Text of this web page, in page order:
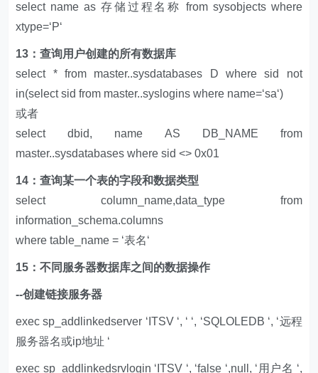
select name as 存储过程名称 from sysobjects where
xtype=‘P‘
13：查询用户创建的所有数据库
select * from master..sysdatabases D where sid not
in(select sid from master..syslogins where name=‘sa‘)
或者
select dbid, name AS DB_NAME from
master..sysdatabases where sid <> 0x01
14：查询某一个表的字段和数据类型
select column_name,data_type from
information_schema.columns
where table_name = ‘表名‘
15：不同服务器数据库之间的数据操作
--创建链接服务器
exec sp_addlinkedserver ‘ITSV ‘, ‘ ‘, ‘SQLOLEDB ‘, ‘远程
服务器名或ip地址 ‘
exec sp_addlinkedsrvlogin ‘ITSV ‘, ‘false ‘,null, ‘用户名 ‘,